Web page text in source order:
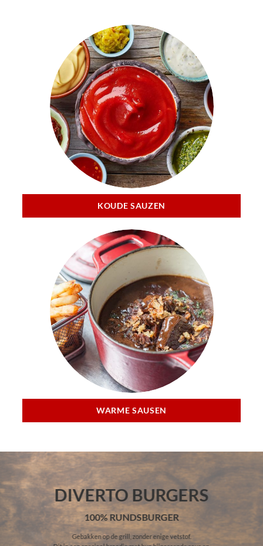
KOUDE SAUZEN
WARME SAUSEN
DIVERTO BURGERS
100% RUNDSBURGER
Gebakken op de grill, zonder enige vetstof.